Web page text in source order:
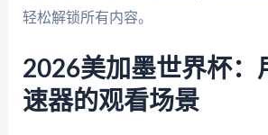
轻松解锁所有内容。
2026美加墨世界杯：
速器的观看场景